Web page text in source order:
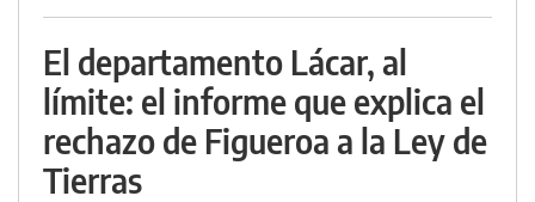
El departamento Lácar, al
límite: el informe que explica el
rechazo de Figueroa a la Ley de
Tierras